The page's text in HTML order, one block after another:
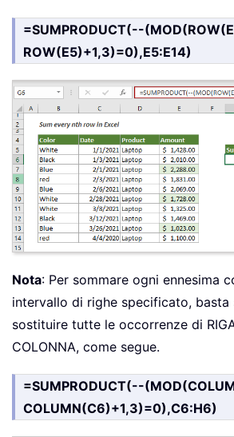
=SUMPRODUCT(--
ROW(E5)+1,3)=0),E5:E14)
Nota: Per sommare ogni ennesima
intervallo di righe specificato, basta
sostituire tutte le occorrenze di
COLONNA, come segue.
=SUMPRODUCT(--
COLUMN(C6)+1,3)=0),C6:H6)